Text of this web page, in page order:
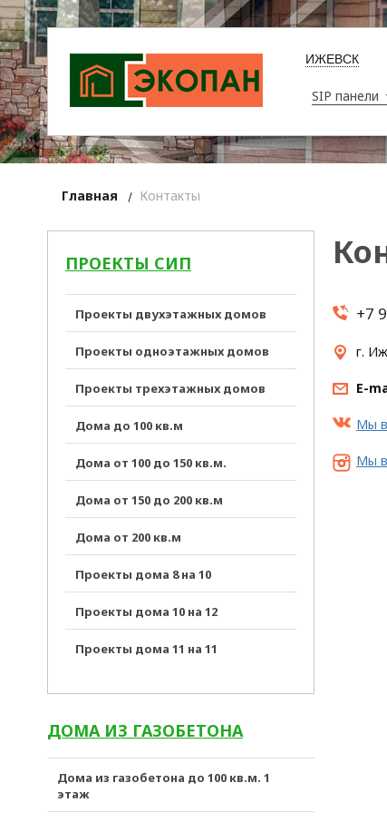
ИЖЕВСК
SIP панели
Главная Контакты
ПРОЕКТЫ СИП
Проекты двухэтажных домов
Проекты одноэтажных домов
Проекты трехэтажных домов
Дома до 100 кв.м
Дома от 100 до 150 кв.м.
Дома от 150 до 200 кв.м
Дома от 200 кв.м
Проекты дома 8 на 10
Проекты дома 10 на 12
Проекты дома 11 на 11
ДОМА ИЗ ГАЗОБЕТОНА
Дома из газобетона до 100 кв.м. 1
этаж
+7
г.
E-
Мы
Мы